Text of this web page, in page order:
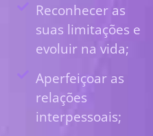
Reconhecer as
suas limitações e
evoluir na vida;
Aperfeiçoar as
relações
interpessoais;